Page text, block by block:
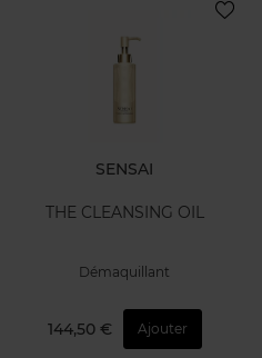
SENSAI
THE CLEANSING OIL
Démaquillant
144,50 € Ajouter